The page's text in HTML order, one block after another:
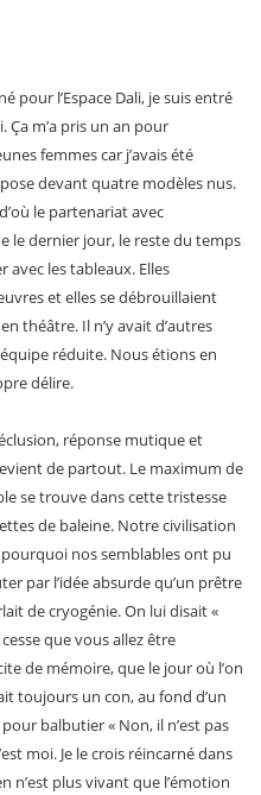
pour l’Espace Dali, je suis entré
Ça m’a pris un an pour
femmes car j’avais été
devant quatre modèles nus.
le partenariat avec
le dernier jour, le reste du temps
avec les tableaux. Elles
et elles se débrouillaient
théâtre. Il n’y avait d’autres
réduite. Nous étions en
délire.
réponse mutique et
de partout. Le maximum de
se trouve dans cette tristesse
de baleine. Notre civilisation
nos semblables ont pu
par l’idée absurde qu’un prêtre
de cryogénie. On lui disait «
que vous allez être
de mémoire, que le jour où l’on
toujours un con, au fond d’un
balbutier « Non, il n’est pas
moi. Je le crois réincarné dans
n’est plus vivant que l’émotion